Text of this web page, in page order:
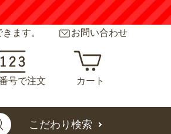
ます。 お問い合わせ
号で注文 カート
こだわり検索